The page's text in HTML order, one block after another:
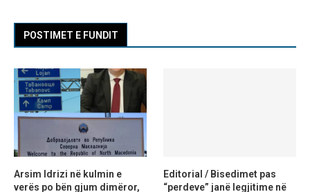
POSTIMET E FUNDIT
Arsim Idrizi në kulmin e
verës po bën gjum dimëror,
Editorial / Bisedimet pas
“perdeve” janë legjitime në